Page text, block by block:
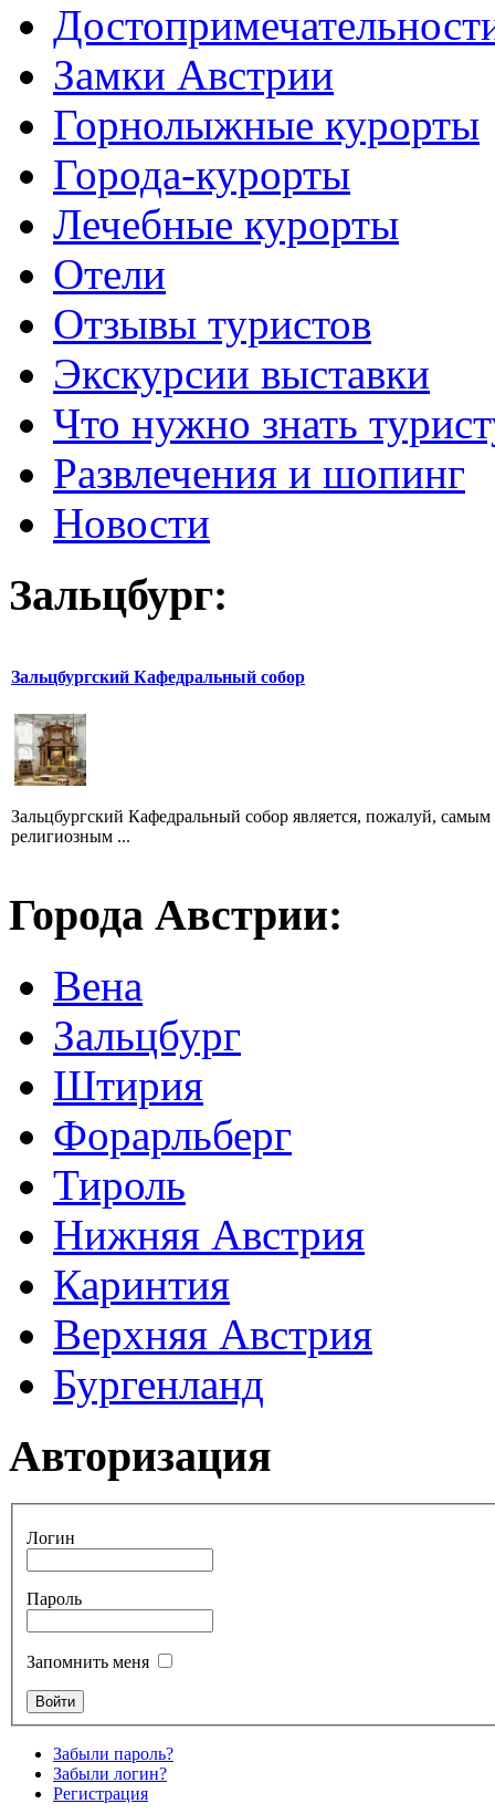
Замки Австрии
Горнолыжные курорты
Города-курорты
Лечебные курорты
Отели
Отзывы туристов
Экскурсии выставки
Что нужно знать
Развлечения и шопинг
Новости
Зальцбург:
Зальцбургский Кафедральный собор
Зальцбургский Кафедральный собор является, пожалуй,
религиозным ...
Города Австрии:
Вена
Зальцбург
Штирия
Форарльберг
Тироль
Нижняя Австрия
Каринтия
Верхняя Австрия
Бургенланд
Авторизация
Логин
Пароль
Запомнить меня
Забыли пароль?
Забыли логин?
Регистрация